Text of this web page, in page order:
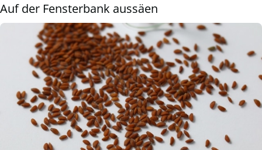
Auf der Fensterbank aussäen